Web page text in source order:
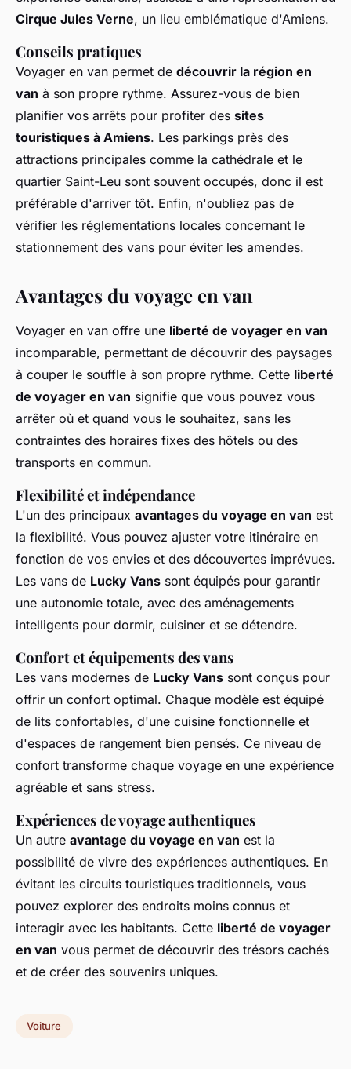
Cirque Jules Verne, un lieu emblématique d'Amiens.
Conseils pratiques
Voyager en van permet de découvrir la région en
van à son propre rythme. Assurez-vous de bien
planifier vos arrêts pour profiter des sites
touristiques à Amiens. Les parkings près des
attractions principales comme la cathédrale et le
quartier Saint-Leu sont souvent occupés, donc il est
préférable d'arriver tôt. Enfin, n'oubliez pas de
vérifier les réglementations locales concernant le
stationnement des vans pour éviter les amendes.
Avantages du voyage en van
Voyager en van offre une liberté de voyager en van
incomparable, permettant de découvrir des paysages
à couper le souffle à son propre rythme. Cette liberté
de voyager en van signifie que vous pouvez vous
arrêter où et quand vous le souhaitez, sans les
contraintes des horaires fixes des hôtels ou des
transports en commun.
Flexibilité et indépendance
L'un des principaux avantages du voyage en van est
la flexibilité. Vous pouvez ajuster votre itinéraire en
fonction de vos envies et des découvertes imprévues.
Les vans de Lucky Vans sont équipés pour garantir
une autonomie totale, avec des aménagements
intelligents pour dormir, cuisiner et se détendre.
Confort et équipements des vans
Les vans modernes de Lucky Vans sont conçus pour
offrir un confort optimal. Chaque modèle est équipé
de lits confortables, d'une cuisine fonctionnelle et
d'espaces de rangement bien pensés. Ce niveau de
confort transforme chaque voyage en une expérience
agréable et sans stress.
Expériences de voyage authentiques
Un autre avantage du voyage en van est la
possibilité de vivre des expériences authentiques. En
évitant les circuits touristiques traditionnels, vous
pouvez explorer des endroits moins connus et
interagir avec les habitants. Cette liberté de voyager
en van vous permet de découvrir des trésors cachés
et de créer des souvenirs uniques.
Voiture